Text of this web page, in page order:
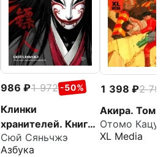
986 1 972 -50%
Клинки
хранителей. Книга
3
Сюй Сяньчжэ
Азбука
1 398
2 795
Акира. Том 6
Отомо
XL Media